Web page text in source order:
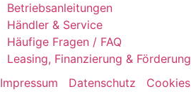
Betriebsanleitungen
Händler & Service
Häufige Fragen / FAQ
Leasing, Finanzierung & Förderung
Impressum Datenschutz Cookies